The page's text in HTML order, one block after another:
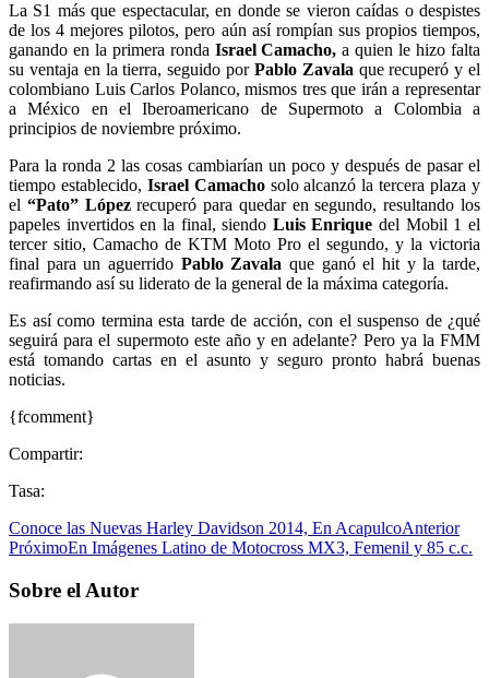
La S1 más que espectacular, en donde se vieron caídas o despistes
de los 4 mejores pilotos, pero aún así rompían sus propios tiempos,
ganando en la primera ronda Israel Camacho, a quien le hizo falta
su ventaja en la tierra, seguido por Pablo Zavala que recuperó y el
colombiano Luis Carlos Polanco, mismos tres que irán a representar
a México en el Iberoamericano de Supermoto a Colombia a
principios de noviembre próximo.
Para la ronda 2 las cosas cambiarían un poco y después de pasar el
tiempo establecido, Israel Camachosolo alcanzó la tercera plaza y
el “Pato” Lópezrecuperó para quedar en segundo, resultando los
papeles invertidos en la final, siendo Luis Enrique del Mobil 1 el
tercer sitio, Camacho de KTM Moto Pro el segundo, y la victoria
final para un aguerrido Pablo Zavala que ganó el hit y la tarde,
reafirmando así su liderato de la general de la máxima categoría.
Es así como termina esta tarde de acción, con el suspenso de ¿qué
seguirá para el supermoto este año y en adelante? Pero ya la FMM
está tomando cartas en el asunto y seguro pronto habrá buenas
noticias.
{fcomment}
Compartir:
Tasa:
Conoce las Nuevas Harley Davidson 2014, En AcapulcoAnterior
PróximoEn Imágenes Latino de Motocross MX3, Femenil y 85 c.c.
Sobre el Autor